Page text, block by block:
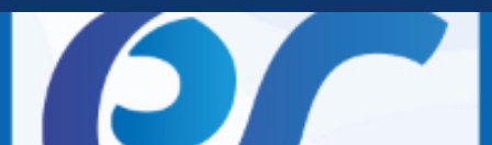
CHI SIAMO
TRIBUTARIO E PENALE TRIBUTARIO
GESTIONE E PROTEZIONE DEL PATRIMONIO
SOCIETARIO E CONTRATTUALISTICA